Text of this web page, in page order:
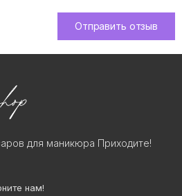
Отправить отзыв
для маникюра Приходите!
нам!